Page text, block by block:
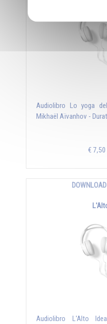
Audiolibro Lo yoga
Mikhaël Aïvanhov -
€ 7,50
Audiolibro L'Alto